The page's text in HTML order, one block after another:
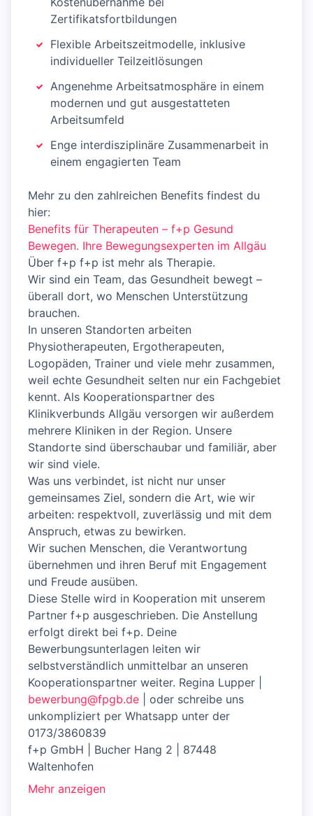
Zertifikatsfortbildungen
Flexible Arbeitszeitmodelle, inklusive
individueller Teilzeitlösungen
Angenehme Arbeitsatmosphäre in einem
modernen und gut ausgestatteten
Arbeitsumfeld
Enge interdisziplinäre Zusammenarbeit in
einem engagierten Team
Mehr zu den zahlreichen Benefits findest du
hier:
Benefits für Therapeuten – f+p Gesund
Bewegen. Ihre Bewegungsexperten im Allgäu
Über f+p f+p ist mehr als Therapie.
Wir sind ein Team, das Gesundheit bewegt –
überall dort, wo Menschen Unterstützung
brauchen.
In unseren Standorten arbeiten
Physiotherapeuten, Ergotherapeuten,
Logopäden, Trainer und viele mehr zusammen,
weil echte Gesundheit selten nur ein Fachgebiet
kennt. Als Kooperationspartner des
Klinikverbunds Allgäu versorgen wir außerdem
mehrere Kliniken in der Region. Unsere
Standorte sind überschaubar und familiär, aber
wir sind viele.
Was uns verbindet, ist nicht nur unser
gemeinsames Ziel, sondern die Art, wie wir
arbeiten: respektvoll, zuverlässig und mit dem
Anspruch, etwas zu bewirken.
Wir suchen Menschen, die Verantwortung
übernehmen und ihren Beruf mit Engagement
und Freude ausüben.
Diese Stelle wird in Kooperation mit unserem
Partner f+p ausgeschrieben. Die Anstellung
erfolgt direkt bei f+p. Deine
Bewerbungsunterlagen leiten wir
selbstverständlich unmittelbar an unseren
Kooperationspartner weiter. Regina Lupper |
bewerbung@fpgb.de | oder schreibe uns
unkompliziert per Whatsapp unter der
0173/3860839
f+p GmbH | Bucher Hang 2 | 87448
Waltenhofen
Mehr anzeigen